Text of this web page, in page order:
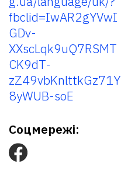
fbclid=IwAR2gYVwI
GDv-
XXscLqk9uQ7RSMT
CK9dT-
zZ49vbKnlttkGz71Y
8yWUB-soE
Соцмережі: